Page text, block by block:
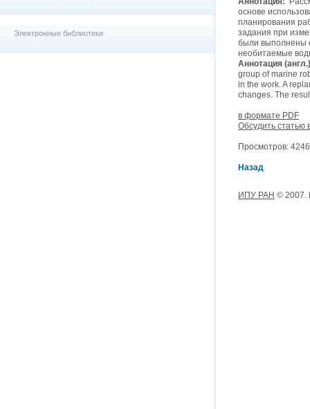
Электронные библиотеки
основе
планирования
задания при
были выполнены
необитаемые
Аннотация
group of marine
in the work. A
changes. The
в формате PDF
Обсудить статью
Просмотров:
Назад
ИПУ РАН © 2007.